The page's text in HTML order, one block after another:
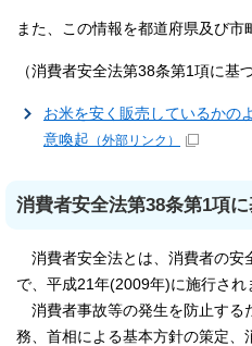
また、この情報を都道府県及び市
（消費者安全法第38条第1項に基
お米を安く販売しているかの
意喚起 （外部リンク）
消費者安全法第38条第1項
消費者安全法とは、消費者の安
で、平成21年(2009年)に施行され
消費者事故等の発生を防止する
務、首相による基本方針の策定、